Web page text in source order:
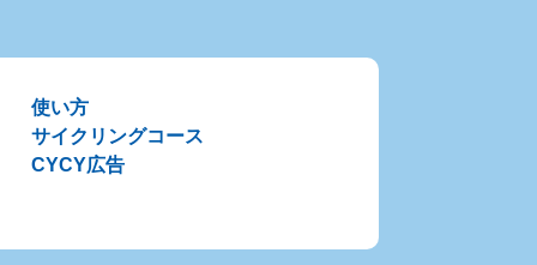
使い方
サイクリングコース
CYCY広告